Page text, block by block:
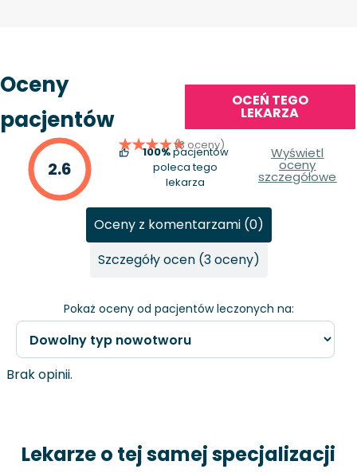
Oceny
pacjentów
OCEŃ TEGO
LEKARZA
2.6
(3 oceny)
100%pacjentów
poleca tego
lekarza
Wyświetl
oceny
szczegółowe
Pokaż oceny od pacjentów leczonych na:
Oceny z komentarzami (0)
Szczegóły ocen (3 oceny)
Brak opinii.
Lekarze o tej samej specjalizacji